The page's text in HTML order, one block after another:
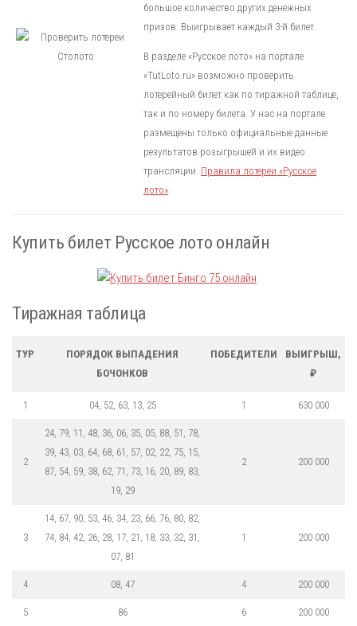
большое количество других денежных
призов. Выигрывает каждый 3-й билет.
В разделе «Русское лото» на портале
«TutLoto.ru» возможно проверить
лотерейный билет как по тиражной таблице,
так и по номеру билета. У нас на портале
размещены только официальные данные
результатов розыгрышей и их видео
трансляции. Правила лотереи «Русское
лото».
Купить билет Русское лото онлайн
Тиражная таблица
ТУР
ПОРЯДОК ВЫПАДЕНИЯ
БОЧОНКОВ
ПОБЕДИТЕЛИ
ВЫИГРЫШ,
₽
1 04, 52, 63, 13, 25 1 630 000
2
24, 79, 11, 48, 36, 06, 35, 05, 88, 51, 78,
39, 43, 03, 64, 68, 61, 57, 02, 22, 75, 15,
87, 54, 59, 38, 62, 71, 73, 16, 20, 89, 83,
19, 29
2 200 000
3
14, 67, 90, 53, 46, 34, 23, 66, 76, 80, 82,
74, 84, 42, 26, 28, 17, 21, 18, 33, 32, 31,
07, 81
1 200 000
4 08, 47 4 200 000
5 86 6 200 000